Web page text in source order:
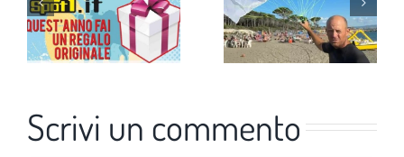
Scrivi un commento